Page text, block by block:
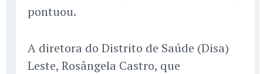
pontuou.
A diretora do Distrito de Saúde (Disa)
Leste, Rosângela Castro, que